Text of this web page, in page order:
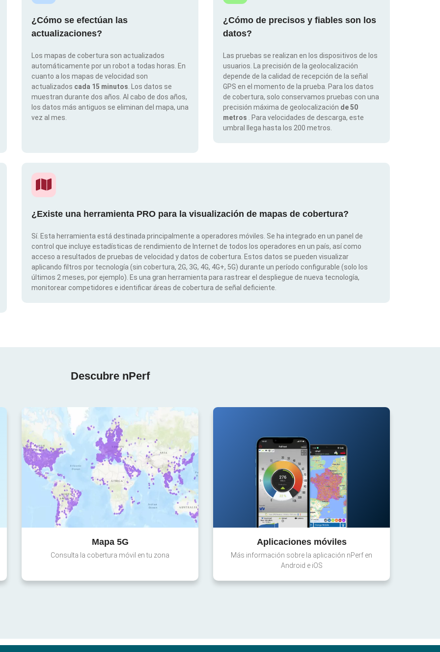
¿Cómo se efectúan las
actualizaciones?
Los mapas de cobertura son actualizados
automáticamente por un robot a todas horas. En
cuanto a los mapas de velocidad son
actualizados cada 15 minutos . Los datos se
muestran durante dos años. Al cabo de dos años,
los datos más antiguos se eliminan del mapa, una
vez al mes.
¿Cómo de precisos y fiables son los
datos?
Las pruebas se realizan en los dispositivos de los
usuarios. La precisión de la geolocalización
depende de la calidad de recepción de la señal
GPS en el momento de la prueba. Para los datos
de cobertura, solo conservamos pruebas con una
precisión máxima de geolocalización de 50
metros
. Para velocidades de descarga, este
umbral llega hasta los 200 metros.
¿Existe una herramienta PRO para la visualización de mapas de cobertura?
Sí. Esta herramienta está destinada principalmente a operadores móviles. Se ha integrado en un panel de
control que incluye estadísticas de rendimiento de Internet de todos los operadores en un país, así como
acceso a resultados de pruebas de velocidad y datos de cobertura. Estos datos se pueden visualizar
aplicando filtros por tecnología (sin cobertura, 2G, 3G, 4G, 4G+, 5G) durante un período configurable (solo los
últimos 2 meses, por ejemplo). Es una gran herramienta para rastrear el despliegue de nueva tecnología,
monitorear competidores e identificar áreas de cobertura de señal deficiente.
Descubre nPerf
Mapa 5G
Consulta la cobertura móvil en tu zona
Aplicaciones móviles
Más información sobre la aplicación nPerf en
Android e iOS